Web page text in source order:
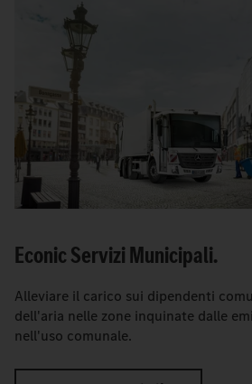
Econic Servizi Municipali.
Alleviare il carico sui dipendenti
dell'aria nelle zone inquinate dalle
nell'uso comunale.